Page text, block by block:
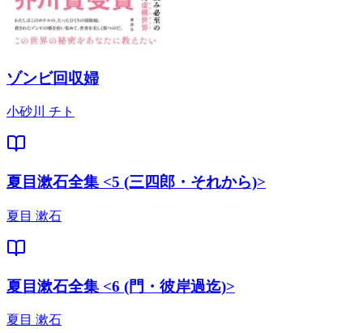
ゾンビ回収婦
小砂川 チト
夏目漱石全集 <5 (三四郎・それから)>
夏目 漱石
夏目漱石全集 <6 (門・彼岸過迄)>
夏目 漱石